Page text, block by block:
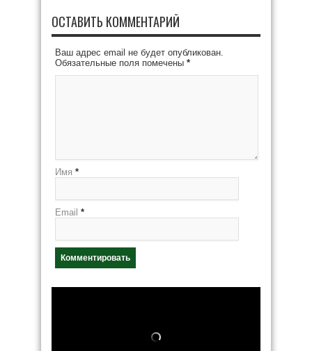
ОСТАВИТЬ КОММЕНТАРИЙ
Ваш адрес email не будет опубликован.
Обязательные поля помечены *
Имя *
Email *